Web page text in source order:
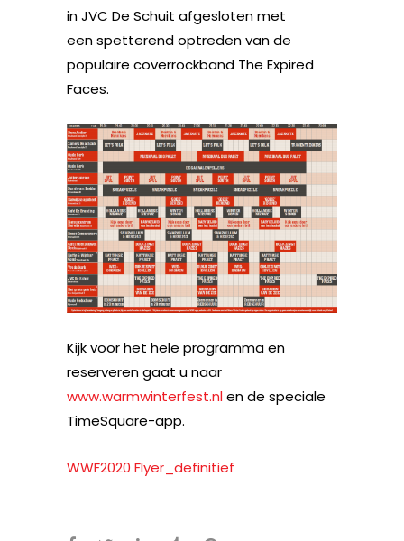
in JVC De Schuit afgesloten met
een spetterend optreden van de
populaire coverrockband The Expired
Faces.
Kijk voor het hele programma en
reserveren gaat u naar
www.warmwinterfest.nlen de speciale
TimeSquare-app.
WWF2020 Flyer_definitief